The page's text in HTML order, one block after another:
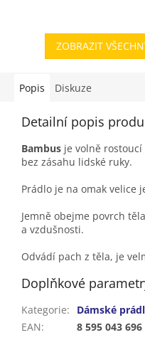
ZOBRAZIT
Popis Diskuze
Detailní popis
Bambus je volně
bez zásahu lidské ruky.
Prádlo je na omak velice
Jemně obejme povrch
a vzdušnosti.
Odvádí pach z těla, je
Doplňkové
Kategorie:
Dámské
EAN: 8 595 043 696